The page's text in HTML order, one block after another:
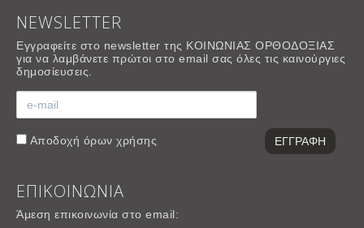
NEWSLETTER
Εγγραφείτε στο newsletter της ΚΟΙΝΩΝΙΑΣ ΟΡΘΟΔΟΞΙΑΣ
για να λαμβάνετε πρώτοι στο email σας όλες τις καινούργιες
δημοσίευσεις.
Αποδοχή όρων χρήσης
ΕΠΙΚΟΙΝΩΝΙΑ
Άμεση επικοινωνία στο email: